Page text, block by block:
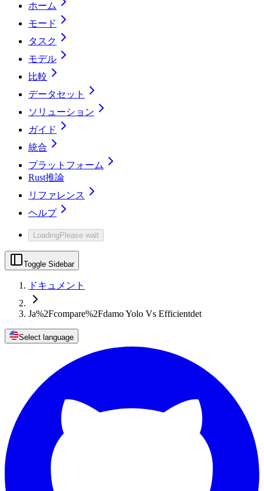
ホーム
モード
タスク
モデル
比較
データセット
ソリューション
ガイド
統合
プラットフォーム
Rust推論
リファレンス
ヘルプ
LoadingPlease wait
Toggle Sidebar
ドキュメント
Ja%2Fcompare%2Fdamo Yolo Vs Efficientdet
Select language